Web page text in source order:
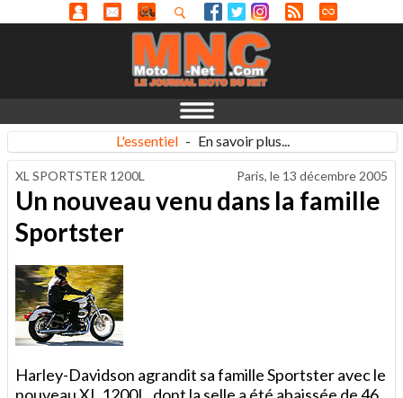
L'essentiel - En savoir plus...
XL SPORTSTER 1200L Paris, le 13 décembre 2005
Un nouveau venu dans la famille
Sportster
Harley-Davidson agrandit sa famille Sportster avec le
nouveau XL 1200L, dont la selle a été abaissée de 46